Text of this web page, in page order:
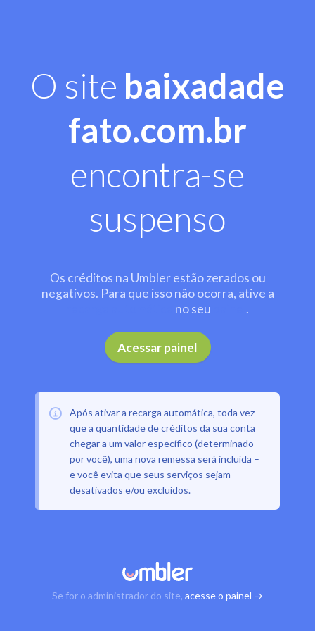
O site baixadade
fato.com.br
encontra-se
suspenso
Os créditos na Umbler estão zerados ou
negativos. Para que isso não ocorra, ative a
no seu .
Acessar painel
Após ativar a recarga automática, toda vez
que a quantidade de créditos da sua conta
chegar a um valor específico (determinado
por você), uma nova remessa será incluída –
e você evita que seus serviços sejam
desativados e/ou excluídos.
Se for o administrador do site, acesse o painel →